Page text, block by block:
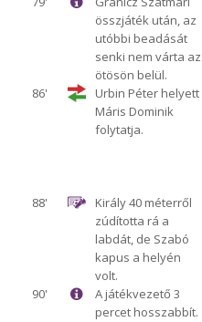
összjáték után, az
utóbbi beadását
senki nem várta az
ötösön belül.
86'
Urbin Péter helyett
Máris Dominik
folytatja.
88'
Király 40 méterről
zúdította rá a
labdát, de Szabó
kapus a helyén
volt.
90'
A játékvezető 3
percet hosszabbít.